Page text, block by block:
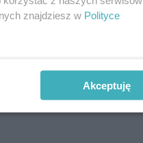
do
do
znajdziesz w Polityce
Akceptuję